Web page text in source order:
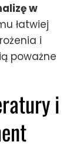
w
łatwiej
i
poważne
i